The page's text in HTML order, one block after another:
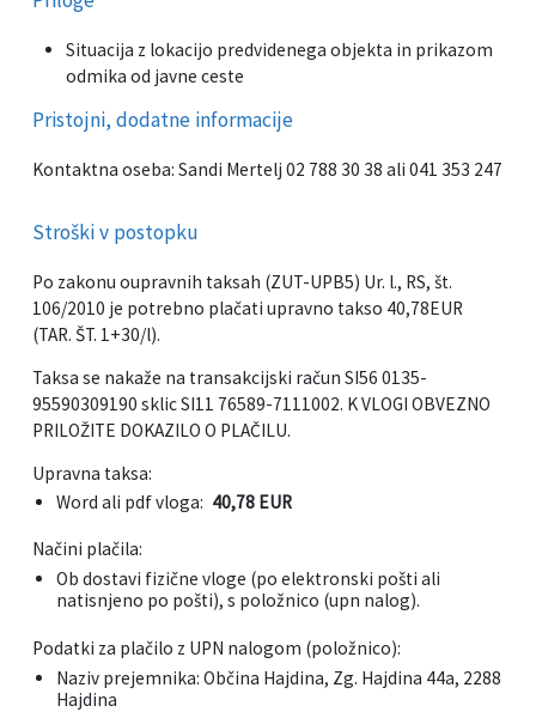
Situacija z lokacijo predvidenega objekta in prikazom
odmika od javne ceste
Pristojni, dodatne informacije
Kontaktna oseba: Sandi Mertelj 02 788 30 38 ali 041 353 247
Stroški v postopku
Po zakonu oupravnih taksah (ZUT-UPB5) Ur. l., RS, št.
106/2010 je potrebno plačati upravno takso 40,78EUR
(TAR. ŠT. 1+30/l).
Taksa se nakaže na transakcijski račun SI56 0135-
95590309190 sklic SI11 76589-7111002. K VLOGI OBVEZNO
PRILOŽITE DOKAZILO O PLAČILU.
Upravna taksa:
Word ali pdf vloga: 40,78 EUR
Načini plačila:
Ob dostavi fizične vloge (po elektronski pošti ali
natisnjeno po pošti), s položnico (upn nalog).
Podatki za plačilo z UPN nalogom (položnico):
Naziv prejemnika: Občina Hajdina, Zg. Hajdina 44a, 2288
Hajdina
Lokalne volitve
Napovedniki SIP TV